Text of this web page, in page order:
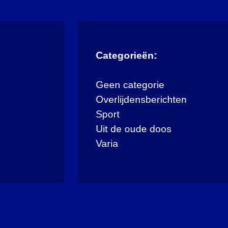
Categorieën:
Geen categorie
Overlijdensberichten
Sport
Uit de oude doos
Varia